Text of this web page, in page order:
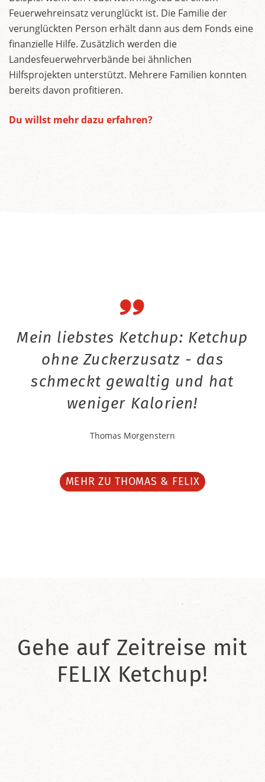
Feuerwehreinsatz verunglückt ist. Die Familie der
verunglückten Person erhält dann aus dem Fonds eine
finanzielle Hilfe. Zusätzlich werden die
Landesfeuerwehrverbände bei ähnlichen
Hilfsprojekten unterstützt. Mehrere Familien konnten
bereits davon profitieren.
Du willst mehr dazu erfahren?
Mein liebstes Ketchup: Ketchup
ohne Zuckerzusatz - das
schmeckt gewaltig und hat
weniger Kalorien!
Thomas Morgenstern
MEHR ZU THOMAS & FELIX
Gehe auf Zeitreise mit
FELIX Ketchup!